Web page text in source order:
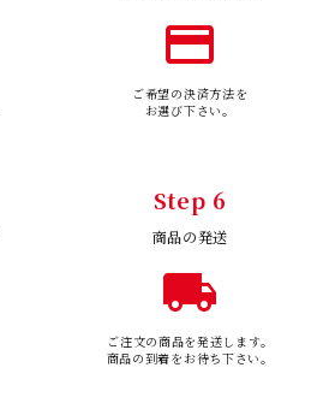
payment
ご希望の決済方法を
お選び下さい。
Step 6
商品の発送
local_shipping
ご注文の商品を発送します。
商品の到着をお待ち下さい。